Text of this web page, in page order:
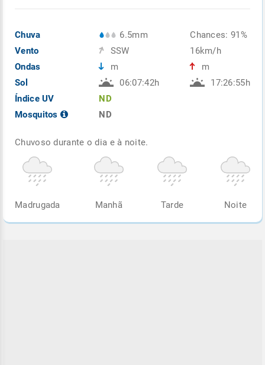
Chuva
Vento
Ondas
Sol
Índice UV
Mosquitos
6.5mm
SSW
m
06:07:42h
ND
ND
Chances: 91%
16km/h
m
17:26:55h
Chuvoso durante o dia e à noite.
Madrugada Manhã Tarde Noite